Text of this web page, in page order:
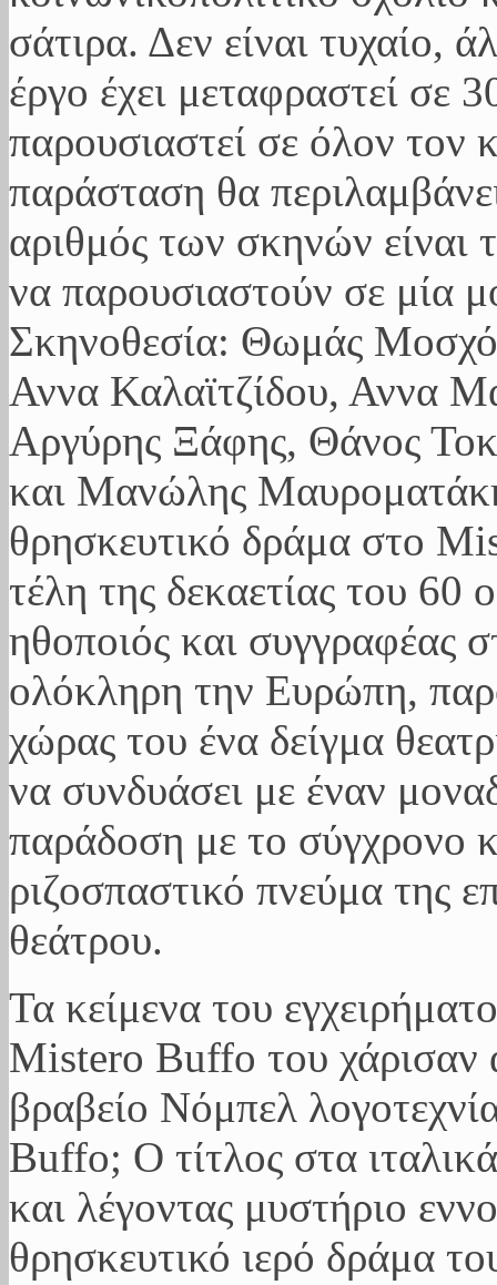
σάτιρα. Δεν είναι τυχαίο,
έργο έχει μεταφραστεί σε
παρουσιαστεί σε όλον τον
παράσταση θα
αριθμός των σκηνών είναι
να παρουσιαστούν σε μία
Σκηνοθεσία: Θωμάς
Αννα Καλαϊτζίδου, Αννα
Αργύρης Ξάφης, Θάνος
και Μανώλης
θρησκευτικό δράμα στο
τέλη της δεκαετίας του
ηθοποιός και συγγραφέας
ολόκληρη την Ευρώπη,
χώρας του ένα δείγμα
να συνδυάσει με έναν
παράδοση με το σύγχρονο
ριζοσπαστικό πνεύμα της
θεάτρου.
Τα κείμενα του
Mistero Buffo του χάρισαν
βραβείο Νόμπελ
Buffo; Ο τίτλος στα
και λέγοντας μυστήριο
θρησκευτικό ιερό δράμα